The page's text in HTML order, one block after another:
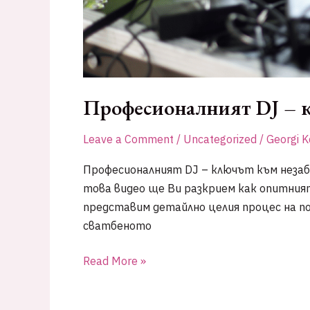
Професионалният DJ –
Leave a Comment / Uncategorized / Georgi
Професионалният DJ – ключът към
това видео ще Ви разкрием как
представим детайлно целия процес на
сватбеното
Професионалният
Read More »